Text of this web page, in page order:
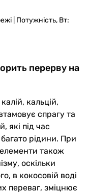
| Потужність, Вт:
перерву на
кальцій,
спрагу та
які під час
рідини. При
також
оскільки
в кокосовій воді
переваг, зміцнює